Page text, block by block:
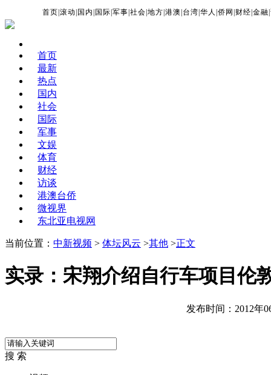
首页 |滚动 国内 国际 |军事 |社会 |地方 |港澳 台湾 |华人 |侨网 财经 |金融 |
首页
最新
热点
国内
社会
国际
军事
文娱
体育
财经
访谈
港澳台侨
微视界
东北亚电视网
当前位置： 中新视频 > 体坛风云 >其他 >正文
实录：宋翔介绍自行车项目伦
发布时间：2012年
搜 索